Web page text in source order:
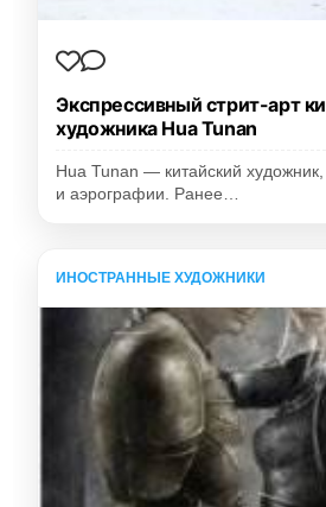
Экспрессивный стрит-арт
художника Hua Tunan
Hua Tunan — китайский
и аэрографии. Ранее…
ИНОСТРАННЫЕ ХУДОЖНИКИ